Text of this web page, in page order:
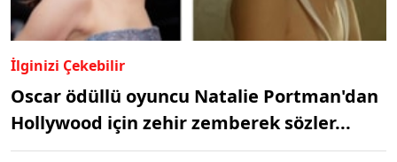
İlginizi Çekebilir
Oscar ödüllü oyuncu Natalie Portman'dan
Hollywood için zehir zemberek sözler...